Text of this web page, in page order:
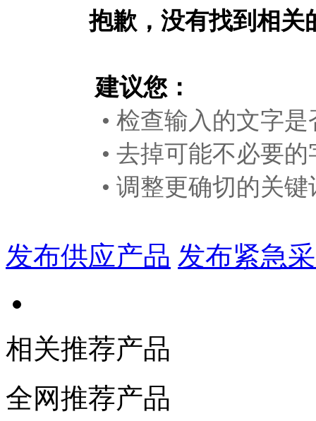
抱歉，没有找到相关
建议您：
• 检查输入的文字是
• 去掉可能不必要
• 调整更确切的关
发布供应产品 发布紧急
相关推荐产品
全网推荐产品